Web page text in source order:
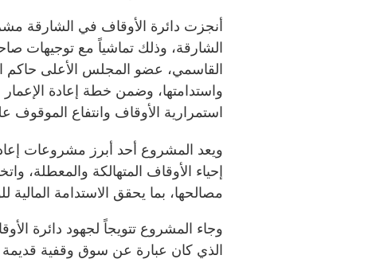
أنجزت دائرة الأوقاف في الشارقة
الشارقة، وذلك تماشياً مع توجيهات
القاسمي، عضو المجلس الأعلى حاكم
استمرارية الأوقاف وانتفاع الموقوف
ويعد المشروع أحد أبرز مشروعات
إحياء الأوقاف المتهالكة والمعطلة،
مصالحها، بما يحقق الاستدامة
وجاء المشروع تتويجاً لجهود دائرة
الذي كان عبارة عن سوق وقفية